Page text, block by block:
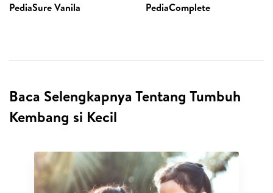
PediaSure Vanila PediaComplete
Baca Selengkapnya Tentang Tumbuh
Kembang si Kecil